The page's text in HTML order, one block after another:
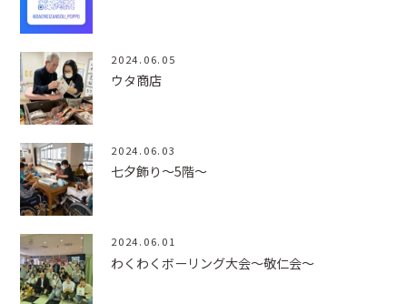
2024.06.05
ウタ商店
2024.06.03
七夕飾り～5階～
2024.06.01
わくわくボーリング大会～敬仁会～